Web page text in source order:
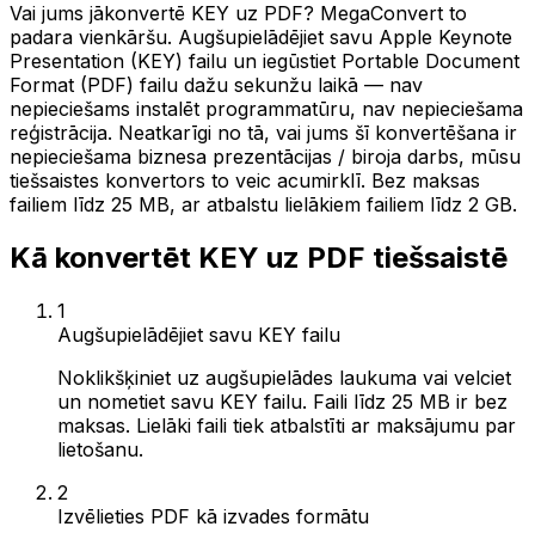
Vai jums jākonvertē KEY uz PDF? MegaConvert to
padara vienkāršu. Augšupielādējiet savu Apple Keynote
Presentation (KEY) failu un iegūstiet Portable Document
Format (PDF) failu dažu sekunžu laikā — nav
nepieciešams instalēt programmatūru, nav nepieciešama
reģistrācija. Neatkarīgi no tā, vai jums šī konvertēšana ir
nepieciešama biznesa prezentācijas / biroja darbs, mūsu
tiešsaistes konvertors to veic acumirklī. Bez maksas
failiem līdz 25 MB, ar atbalstu lielākiem failiem līdz 2 GB.
Kā konvertēt KEY uz PDF tiešsaistē
1
Augšupielādējiet savu KEY failu
Noklikšķiniet uz augšupielādes laukuma vai velciet
un nometiet savu KEY failu. Faili līdz 25 MB ir bez
maksas. Lielāki faili tiek atbalstīti ar maksājumu par
lietošanu.
2
Izvēlieties PDF kā izvades formātu